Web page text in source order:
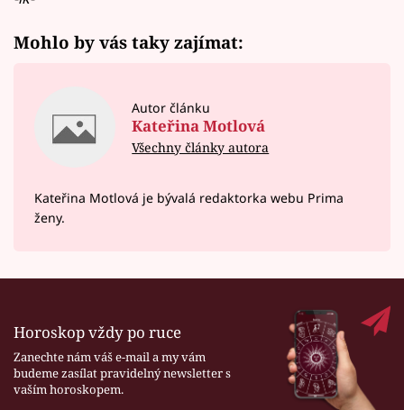
Mohlo by vás taky zajímat:
Autor článku
Kateřina Motlová
Všechny články autora
Kateřina Motlová je bývalá redaktorka webu Prima
ženy.
Horoskop vždy po ruce
Zanechte nám váš e-mail a my vám
budeme zasílat pravidelný newsletter s
vaším horoskopem.